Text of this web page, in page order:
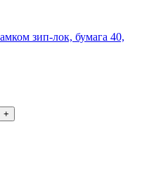
зип-лок, бумага 40,